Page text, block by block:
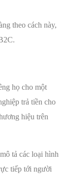
theo cách này,
họ cho một
trả tiền cho
hiệu trên
tả các loại hình
tiếp tới người